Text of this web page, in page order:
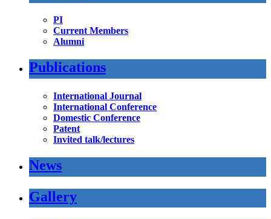
PI
Current Members
Alumni
Publications
International Journal
International Conference
Domestic Conference
Patent
Invited talk/lectures
News
Gallery